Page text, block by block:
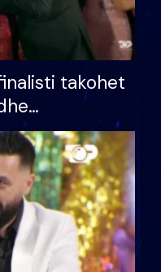
takohet
ndonjë letër